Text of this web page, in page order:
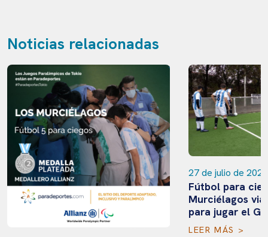
Noticias relacionadas
27 de julio de 2022
Fútbol para
Murciélagos
para jugar el
LEER MÁS >